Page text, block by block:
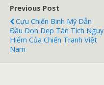
a
e
o
n
F
a
e
o
n
L
e
o
n
T
Previous Post
Cựu Chiến Binh Mỹ Dẫn
Đầu Dọn Dẹp Tàn Tích Nguy
Hiểm Của Chiến Tranh Việt
Nam